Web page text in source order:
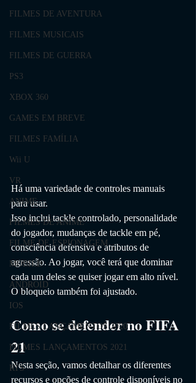
FILMES DE AVENTURA
FILMES MUSICAIS
FILMES DE GUERRA
PS3
XBOX 360
GAMES EM BREVE
FILMES FAMÍLIA
Wii U
VR
ANIME
FILMES DE ANIME
FILME DE ESPIONAGEM
MOBILE
ANDROID
IOS
FILMES LANÇAMENTOS 2020
FILMES LANÇAMENTOS 2021
RTS
Há uma variedade de controles manuais
para usar.
Isso inclui tackle controlado, personalidade
do jogador, mudanças de tackle em pé,
consciência defensiva e atributos de
agressão. Ao jogar, você terá que dominar
cada um deles se quiser jogar em alto nível.
O bloqueio também foi ajustado.
Como se defender no FIFA
21
Nesta seção, vamos detalhar os diferentes
recursos e opções de controle disponíveis no